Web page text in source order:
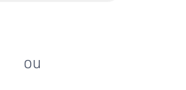
ou